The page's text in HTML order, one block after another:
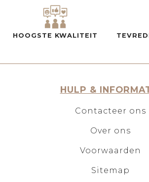
HOOGSTE KWALITEIT
HULP &
Contacteer ons
Over ons
Voorwaarden
Sitemap